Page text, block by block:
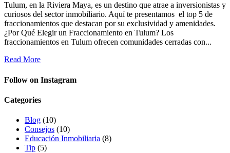
Tulum, en la Riviera Maya, es un destino que atrae a inversionistas y
curiosos del sector inmobiliario. Aquí te presentamos el top 5 de
fraccionamientos que destacan por su exclusividad y amenidades.
¿Por Qué Elegir un Fraccionamiento en Tulum? Los
fraccionamientos en Tulum ofrecen comunidades cerradas con...
Read More
Follow on Instagram
Categories
Blog (10)
Consejos (10)
Educación Inmobiliaria (8)
Tip (5)